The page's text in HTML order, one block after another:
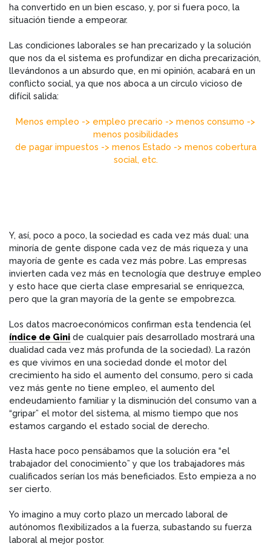
ha convertido en un bien escaso, y, por si fuera poco, la
situación tiende a empeorar.
Las condiciones laborales se han precarizado y la solución
que nos da el sistema es profundizar en dicha precarización,
llevándonos a un absurdo que, en mi opinión, acabará en un
conflicto social, ya que nos aboca a un círculo vicioso de
difícil salida:
Menos empleo -> empleo precario -> menos consumo ->
menos posibilidades
de pagar impuestos -> menos Estado -> menos cobertura
social, etc.
Y, así, poco a poco, la sociedad es cada vez más dual: una
minoría de gente dispone cada vez de más riqueza y una
mayoría de gente es cada vez más pobre. Las empresas
invierten cada vez más en tecnología que destruye empleo
y esto hace que cierta clase empresarial se enriquezca,
pero que la gran mayoría de la gente se empobrezca.
Los datos macroeconómicos confirman esta tendencia (el
índice de Gini de cualquier país desarrollado mostrará una
dualidad cada vez más profunda de la sociedad). La razón
es que vivimos en una sociedad donde el motor del
crecimiento ha sido el aumento del consumo, pero si cada
vez más gente no tiene empleo, el aumento del
endeudamiento familiar y la disminución del consumo van a
“gripar” el motor del sistema, al mismo tiempo que nos
estamos cargando el estado social de derecho.
Hasta hace poco pensábamos que la solución era “el
trabajador del conocimiento” y que los trabajadores más
cualificados serían los más beneficiados. Esto empieza a no
ser cierto.
Yo imagino a muy corto plazo un mercado laboral de
autónomos flexibilizados a la fuerza, subastando su fuerza
laboral al mejor postor.